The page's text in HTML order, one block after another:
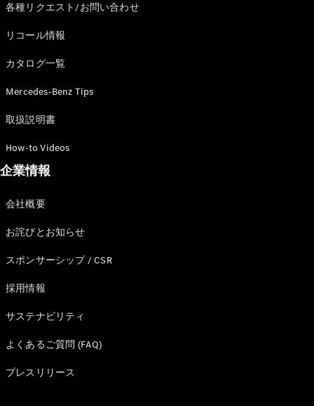
とは
買取サービ
ス
見積シミュ
試乗リクエ
スト
デジタルプ
アクセサ
クション
各種リクエスト/お問い合わせ
リコール情報
カタログ一覧
Mercedes-Benz Tips
取扱説明書
How-to Videos
企業情報
会社概要
お詫びとお知らせ
スポンサーシップ / CSR
採用情報
サステナビリティ
よくあるご質問 (FAQ)
プレスリリース